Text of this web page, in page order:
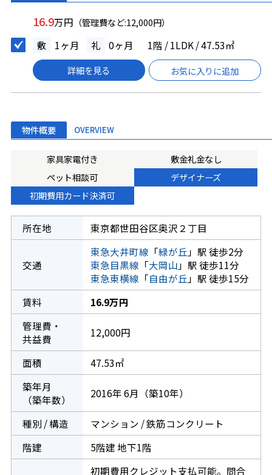
16.9万円 （管理費など:12,000円）
敷 1ヶ月 礼 0ヶ月 1階 / 1LDK / 47.53㎡
詳細を見る お気に入りに追加
物件概要 OVERVIEW
家具家電付き
敷金礼金なし
ペット相談可
デザイナーズ
初期費用カード決済可
所在地 東京都世田谷区奥沢２丁目
交通
東急大井町線 「緑が丘 」駅 徒歩2分
東急目黒線 「大岡山 」駅 徒歩11分
東急東横線 「自由が丘 」駅 徒歩15分
賃料
16.9万円
管理費・
共益費
12,000円
面積
47.53㎡
築年月
（築年数）
2016年 6月（築10年）
種別 / 構造
マンション / 鉄筋コンクリート
階建
5階建 地下1階
初期費用クレジット支払可能。問合